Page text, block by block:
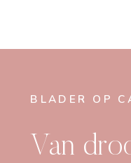
BLADER OP
Van